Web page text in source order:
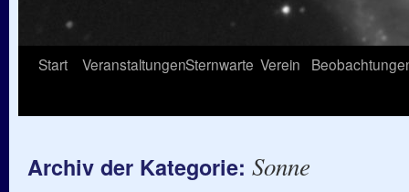
Springe
Start VeranstaltungenSternwarte Verein
Archiv der Kategorie: Sonne